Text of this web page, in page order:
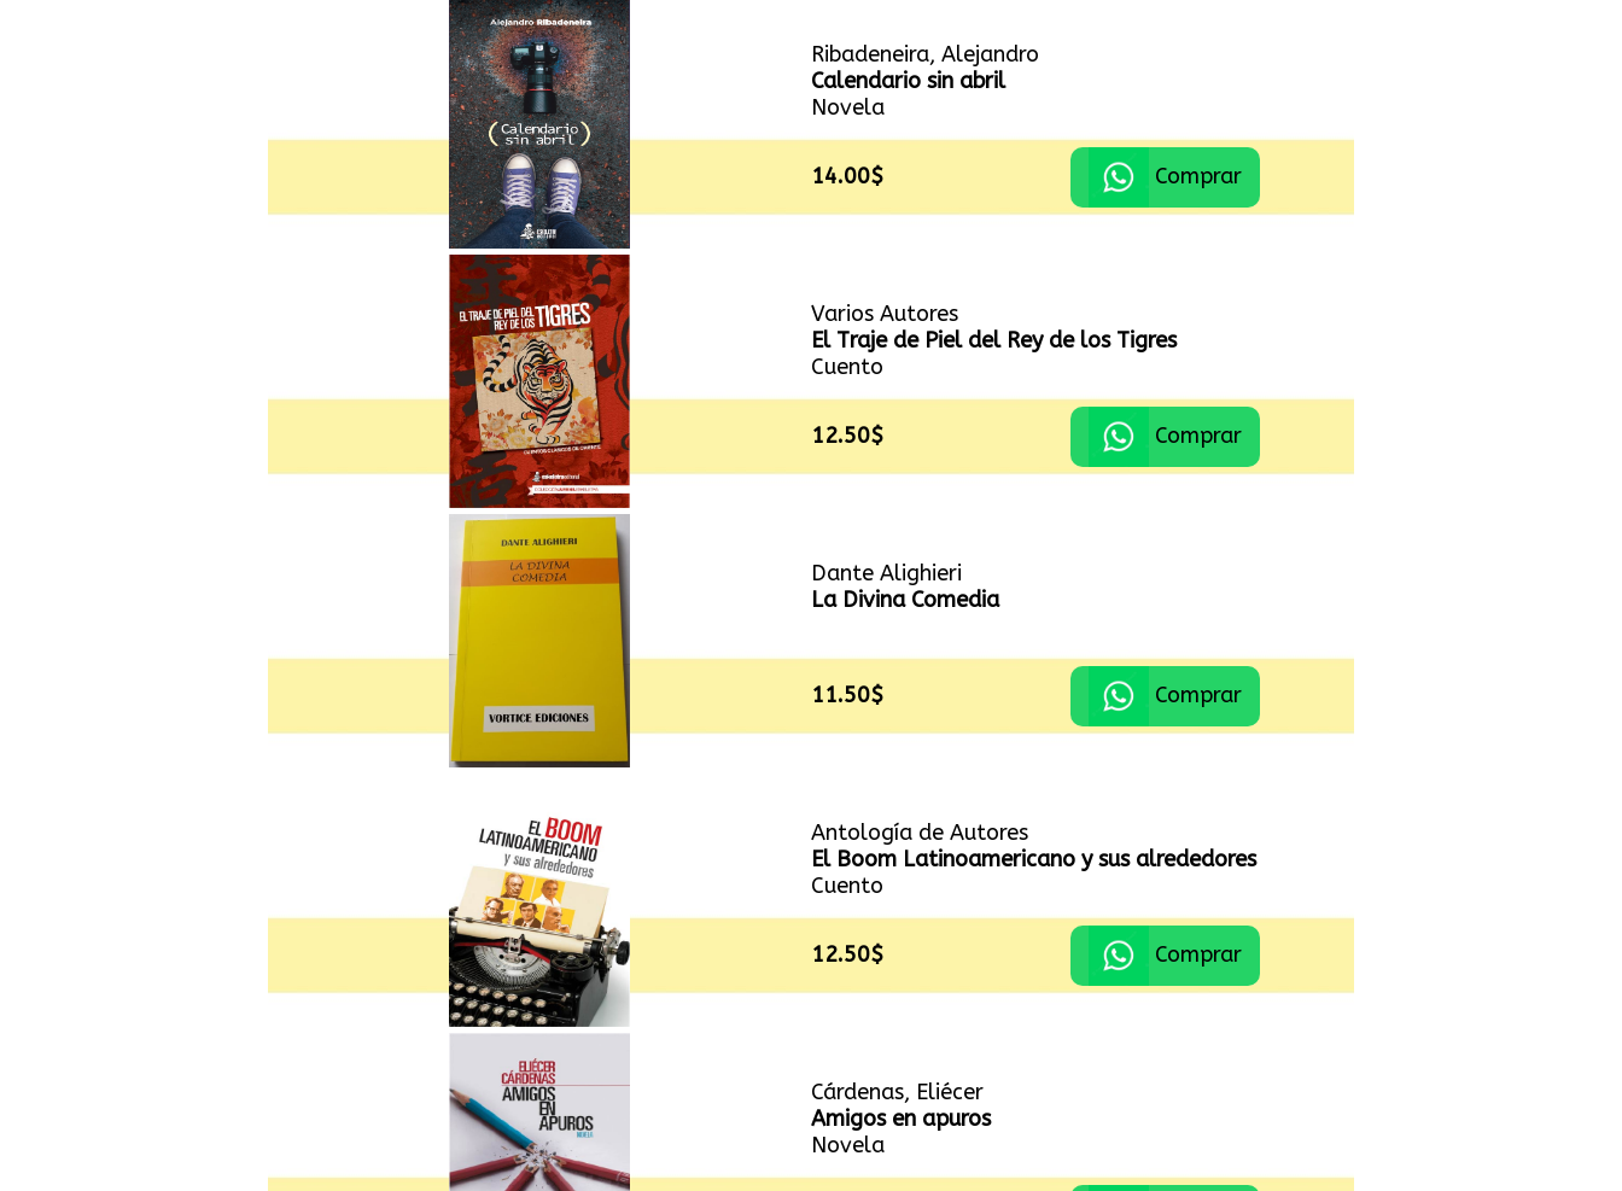
Ribadeneira, Alejandro
Calendario sin abril
Novela
14.00$ Comprar
Varios Autores
El Traje de Piel del Rey de los Tigres
Cuento
12.50$ Comprar
Dante Alighieri
La Divina Comedia
11.50$ Comprar
Antología de Autores
El Boom Latinoamericano y sus alrededores
Cuento
12.50$ Comprar
Cárdenas, Eliécer
Amigos en apuros
Novela